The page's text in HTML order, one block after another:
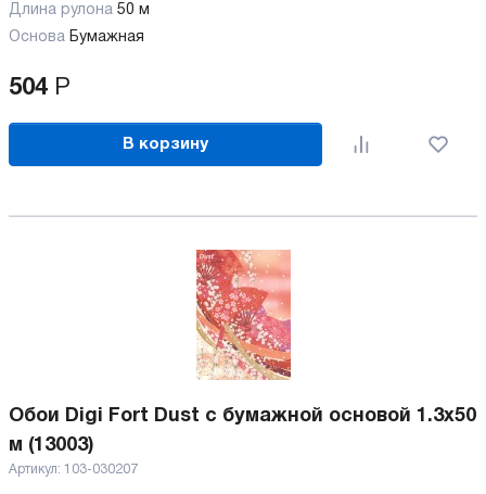
Длина рулона 50 м
Основа Бумажная
504 Р
В корзину
Обои Digi Fort Dust с бумажной основой 1.3x50
м (13003)
Артикул: 103-030207